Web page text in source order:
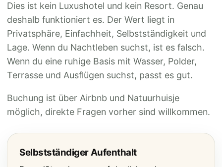
Dies ist kein Luxushotel und kein Resort. Genau
deshalb funktioniert es. Der Wert liegt in
Privatsphäre, Einfachheit, Selbstständigkeit und
Lage. Wenn du Nachtleben suchst, ist es falsch.
Wenn du eine ruhige Basis mit Wasser, Polder,
Terrasse und Ausflügen suchst, passt es gut.
Buchung ist über Airbnb und Natuurhuisje
möglich, direkte Fragen vorher sind willkommen.
Selbstständiger Aufenthalt